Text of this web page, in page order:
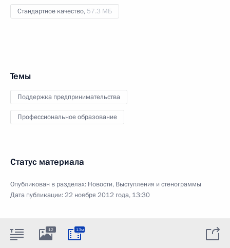
Стандартное качество, 57.3 МБ
Темы
Поддержка предпринимательства
Профессиональное образование
Статус материала
Опубликован в разделах: Новости, Выступления и стенограммы
Дата публикации:22 ноября 2012 года, 13:30
12 13м